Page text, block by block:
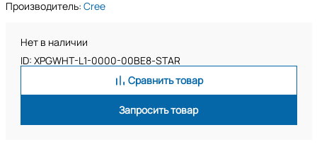
Производитель: Cree
Нет в наличии
ID: XPGWHT-L1-0000-00BE8-STAR
Сравнить товар
Запросить товар